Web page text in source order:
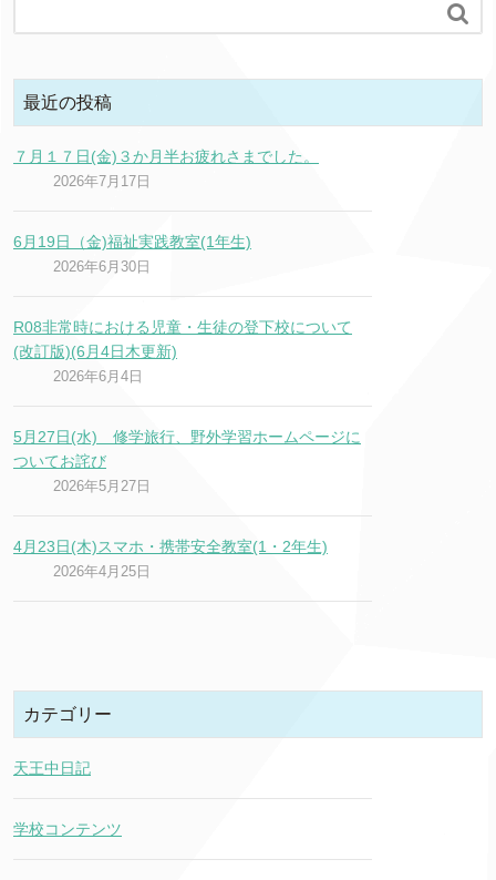

最近の投稿
７月１７日(金)３か月半お疲れさまでした。
2026年7月17日
6月19日（金)福祉実践教室(1年生)
2026年6月30日
R08非常時における児童・生徒の登下校について
(改訂版)(6月4日木更新)
2026年6月4日
5月27日(水) 修学旅行、野外学習ホームページに
ついてお詫び
2026年5月27日
4月23日(木)スマホ・携帯安全教室(1・2年生)
2026年4月25日
カテゴリー
天王中日記
学校コンテンツ